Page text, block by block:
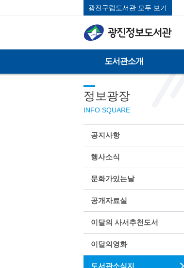
광진구립도서관 모두 보기
도서관소개
정보광장
INFO SQUARE
공지사항
행사소식
문화가있는날
공개자료실
이달의 사서추천도서
이달의영화
도서관소식지